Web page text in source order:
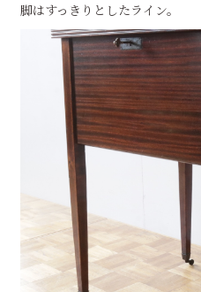
脚はすっきりとしたライン。